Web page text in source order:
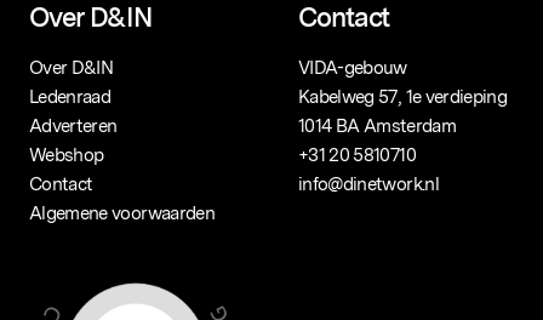
Over D&IN
Over D&IN
Ledenraad
Adverteren
Webshop
Contact
Algemene voorwaarden
Contact
VIDA-gebouw
Kabelweg 57, 1e verdieping
1014 BA Amsterdam
+31 20 5810710
info@dinetwork.nl